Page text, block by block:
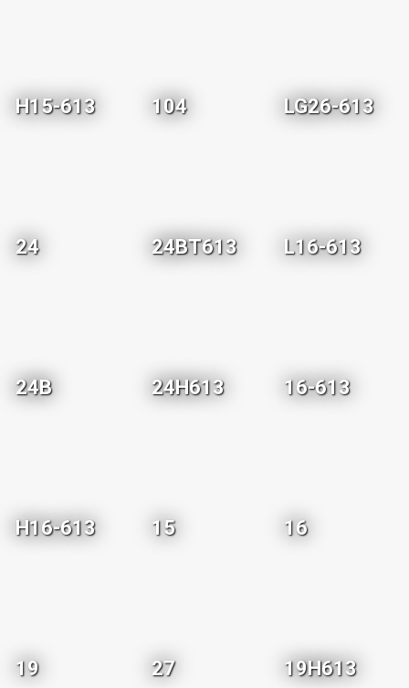
H15-613 104 LG26-613
24 24BT613 L16-613
24B 24H613 16-613
H16-613 15 16
19 27 19H613